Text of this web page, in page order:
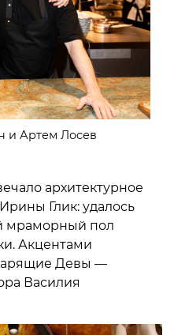
и Артем Лосев
архитектурное
Глик: удалось
мраморный пол
Акцентами
Девы —
Василия